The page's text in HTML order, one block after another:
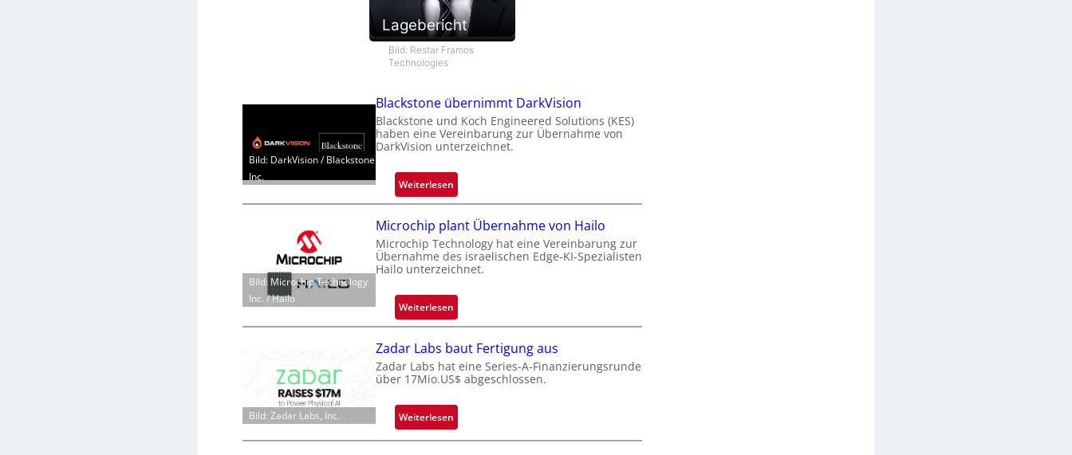
Lagebericht
Bild: Restar Framos
Technologies
Bild: DarkVision / Blackstone
Inc.
Blackstone übernimmt DarkVision
Blackstone und Koch Engineered Solutions (KES)
haben eine Vereinbarung zur Übernahme von
DarkVision unterzeichnet.
Weiterlesen:
B
a
c
k
o
e
ü
b
r
Bild: Microchip Technology
Inc. / Hailo
Microchip plant Übernahme von Hailo
Microchip Technology hat eine Vereinbarung zur
Übernahme des israelischen Edge-KI-Spezialisten
Hailo unterzeichnet.
Weiterlesen:
M
c
r
c
h
i
Bild: Zadar Labs, Inc.
Zadar Labs baut Fertigung aus
Zadar Labs hat eine Series-A-Finanzierungsrunde
über 17Mio.US$ abgeschlossen.
Weiterlesen:
Z